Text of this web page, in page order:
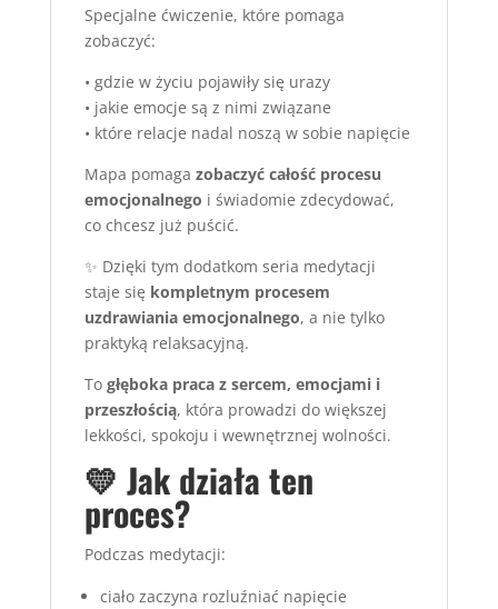
Specjalne ćwiczenie, które pomaga
zobaczyć:
• gdzie w życiu pojawiły się urazy
• jakie emocje są z nimi związane
• które relacje nadal noszą w sobie napięcie
Mapa pomaga zobaczyć całość procesu
emocjonalnego i świadomie zdecydować,
co chcesz już puścić.
✨ Dzięki tym dodatkom seria medytacji
staje się kompletnym procesem
uzdrawiania emocjonalnego, a nie tylko
praktyką relaksacyjną.
To głęboka praca z sercem, emocjami i
przeszłością, która prowadzi do większej
lekkości, spokoju i wewnętrznej wolności.
💛 Jak działa ten
proces?
Podczas medytacji:
ciało zaczyna rozluźniać napięcie